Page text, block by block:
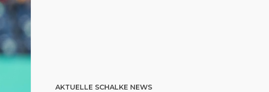
AKTUELLE SCHALKE NEWS